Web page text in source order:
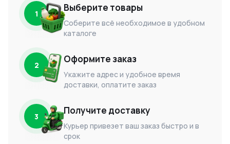
1 Выберите товары
Соберите всё необходимое в удобном
каталоге
2 Оформите заказ
Укажите адрес и удобное время
доставки, оплатите заказ
3 Получите доставку
Курьер привезет ваш заказ быстро и в
срок